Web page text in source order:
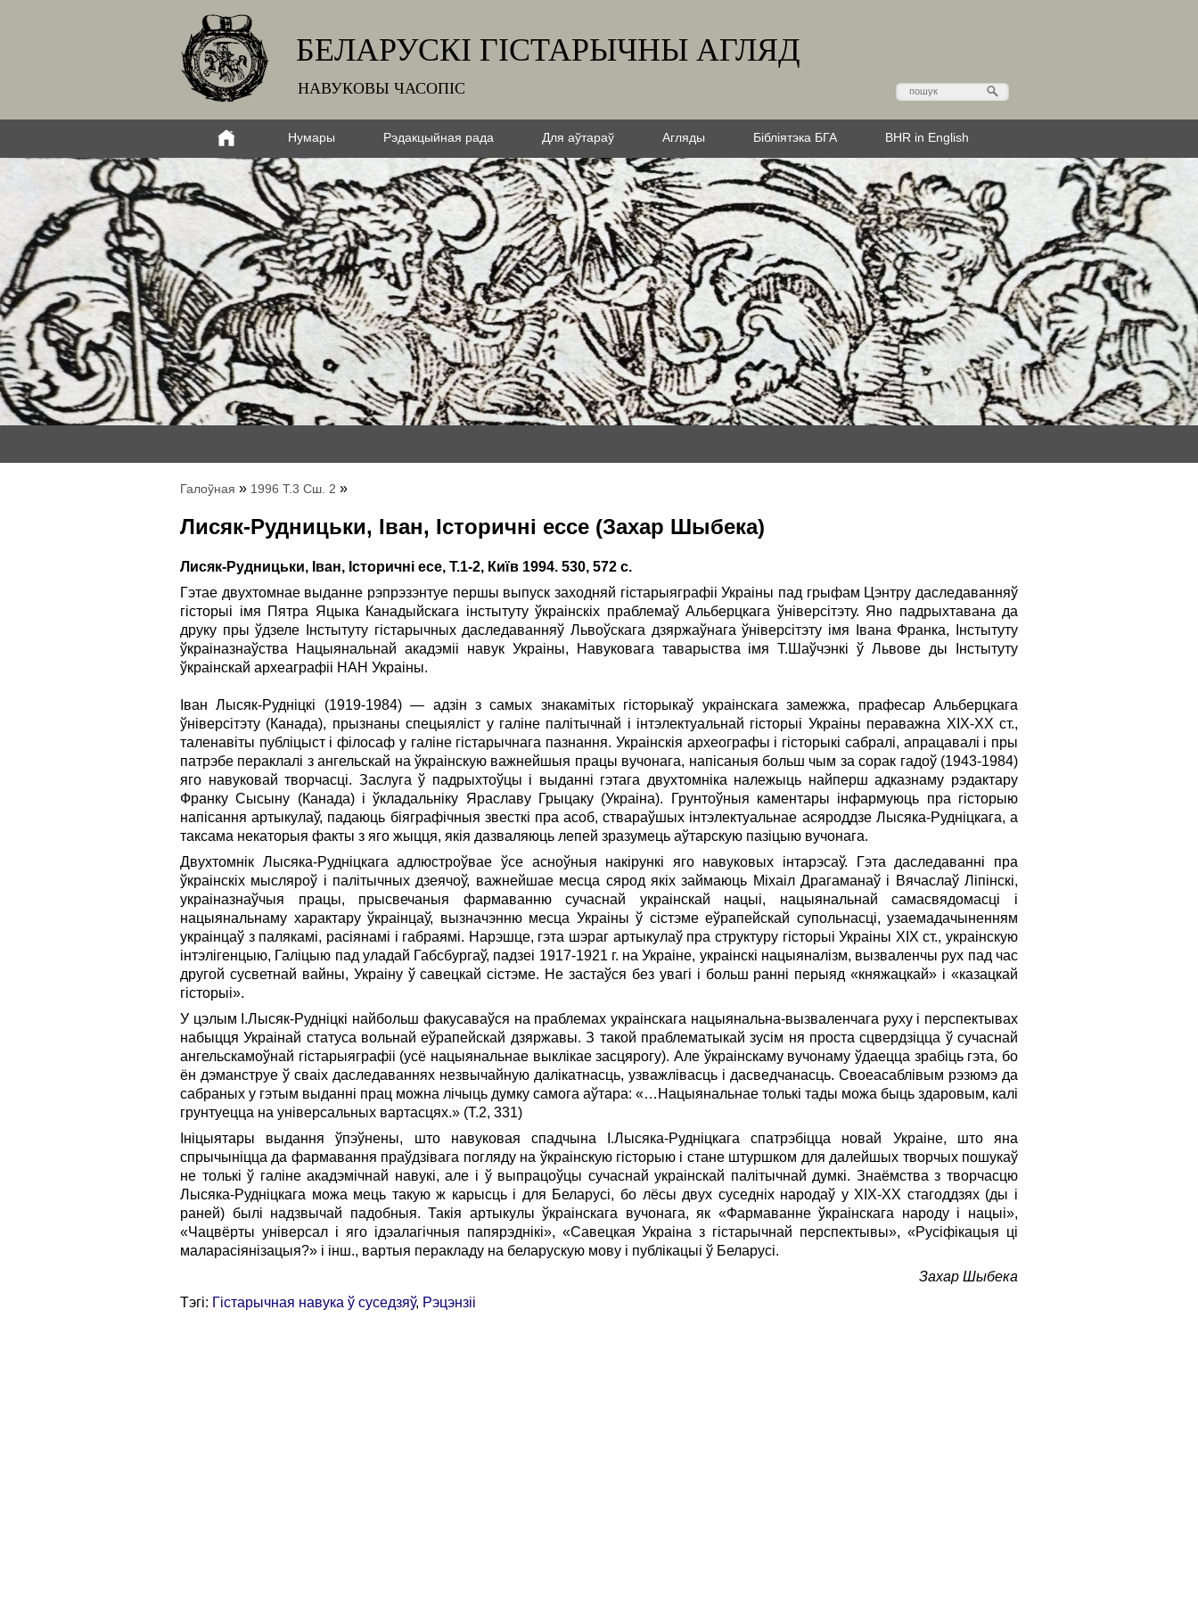
БЕЛАРУСКІ ГІСТАРЫЧНЫ АГЛЯД
НАВУКОВЫ ЧАСОПІС
Нумары Рэдакцыйная рада Для аўтараў Агляды Бібліятэка БГА BHR in English
Галоўная » 1996 Т.3 Сш. 2 »
Лисяк-Рудницьки, Iвaн, Iсторичнi ессе (Захар Шыбека)
Лисяк-Рудницьки, Iван, Iсторичнi есе, Т.1-2, Київ 1994. 530, 572 с.
Гэтае двухтомнае выданне рэпрэзэнтуе першы выпуск заходняй гiстарыяграфii Украiны пад грыфам Цэнтру даследаванняў
гiсторыi iмя Пятра Яцыка Канадыйскага iнстытуту ўкраiнскiх праблемаў Альберцкага ўнiверсiтэту. Яно падрыхтавана да
друку пры ўдзеле Iнстытуту гiстарычных даследаванняў Львоўскага дзяржаўнага ўнiверсiтэту iмя Iвана Франка, Iнстытуту
ўкраiназнаўства Нацыянальнай акадэмii навук Украiны, Навуковага таварыства iмя Т.Шаўчэнкi ў Львове ды Iнстытуту
ўкраiнскай археаграфii НАН Украiны.
Iван Лысяк-Руднiцкi (1919-1984) — адзiн з самых знакамiтых гiсторыкаў украiнскага замежжа, прафесар Альберцкага
ўнiверсiтэту (Канада), прызнаны спецыялiст у галiне палiтычнай i iнтэлектуальнай гiсторыi Украiны пераважна ХIХ-ХХ ст.,
таленавiты публiцыст i фiлосаф у галiне гiстарычнага пазнання. Украiнскiя археографы i гiсторыкi сабралi, апрацавалi i пры
патрэбе пераклалi з ангельскай на ўкраiнскую важнейшыя працы вучонага, напiсаныя больш чым за сорак гадоў (1943-1984)
яго навуковай творчасцi. Заслуга ў падрыхтоўцы i выданнi гэтага двухтомнiка належыць найперш адказнаму рэдактару
Франку Сысыну (Канада) i ўкладальнiку Яраславу Грыцаку (Украiна). Грунтоўныя каментары iнфармуюць пра гiсторыю
напiсання артыкулаў, падаюць бiяграфiчныя звесткi пра асоб, ствараўшых iнтэлектуальнае асяроддзе Лысяка-Руднiцкага, а
таксама некаторыя факты з яго жыцця, якiя дазваляюць лепей зразумець аўтарскую пазiцыю вучонага.
Двухтомнiк Лысяка-Руднiцкага адлюстроўвае ўсе асноўныя накiрункi яго навуковых iнтарэсаў. Гэта даследаваннi пра
ўкраiнскiх мысляроў i палiтычных дзеячоў, важнейшае месца сярод якiх займаюць Мiхаiл Драгаманаў i Вячаслаў Лiпiнскi,
украiназнаўчыя працы, прысвечаныя фармаванню сучаснай украiнскай нацыi, нацыянальнай самасвядомасцi i
нацыянальнаму характару ўкраiнцаў, вызначэнню месца Украiны ў сiстэме еўрапейскай супольнасцi, узаемадачыненням
украiнцаў з палякамi, расiянамi i габраямi. Нарэшце, гэта шэраг артыкулаў пра структуру гiсторыi Украiны ХIХ ст., украiнскую
iнтэлiгенцыю, Галiцыю пад уладай Габсбургаў, падзеi 1917-1921 г. на Украiне, украiнскi нацыяналiзм, вызваленчы рух пад час
другой сусветнай вайны, Украiну ў савецкай сiстэме. Не застаўся без увагi i больш раннi перыяд «княжацкай» i «казацкай
гiсторыi».
У цэлым I.Лысяк-Руднiцкi найбольш факусаваўся на праблемах украiнскага нацыянальна-вызваленчага руху i перспектывах
набыцця Украiнай статуса вольнай еўрапейскай дзяржавы. З такой праблематыкай зусiм ня проста сцвердзiцца ў сучаснай
ангельскамоўнай гiстарыяграфii (усё нацыянальнае выклiкае засцярогу). Але ўкраiнскаму вучонаму ўдаецца зрабiць гэта, бо
ён дэманструе ў сваiх даследаваннях незвычайную далiкатнасць, узважлiвасць i дасведчанасць. Своеасаблiвым рэзюмэ да
сабраных у гэтым выданнi прац можна лiчыць думку самога аўтара: «…Нацыянальнае толькi тады можа быць здаровым, калi
грунтуецца на унiверсальных вартасцях.» (Т.2, 331)
Iнiцыятары выдання ўпэўнены, што навуковая спадчына I.Лысяка-Руднiцкага спатрэбiцца новай Украiне, што яна
спрычынiцца да фармавання праўдзiвага погляду на ўкраiнскую гiсторыю i стане штуршком для далейшых творчых пошукаў
не толькi ў галiне акадэмiчнай навукi, але i ў выпрацоўцы сучаснай украiнскай палiтычнай думкi. Знаёмства з творчасцю
Лысяка-Руднiцкага можа мець такую ж карысць i для Беларусi, бо лёсы двух суседнiх народаў у ХIХ-ХХ стагоддзях (ды i
раней) былi надзвычай падобныя. Такiя артыкулы ўкраiнскага вучонага, як «Фармаванне ўкраiнскага народу i нацыi»,
«Чацвёрты унiверсал i яго iдэалагiчныя папярэднiкi», «Савецкая Украiна з гiстарычнай перспектывы», «Русiфiкацыя цi
маларасiянiзацыя?» i iнш., вартыя перакладу на беларускую мову i публiкацыi ў Беларусi.
Захар Шыбека
Тэгі: Гістарычная навука ў суседзяў, Рэцэнзіі